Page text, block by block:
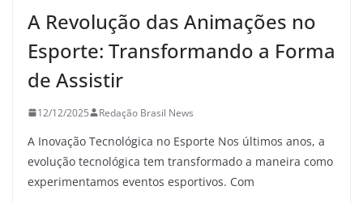
A Revolução das Animações no
Esporte: Transformando a Forma
de Assistir
12/12/2025 Redação Brasil News
A Inovação Tecnológica no Esporte Nos últimos anos, a
evolução tecnológica tem transformado a maneira como
experimentamos eventos esportivos. Com